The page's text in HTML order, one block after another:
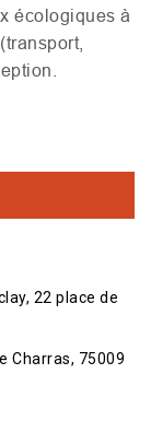
écologiques à
22 place de
Charras, 75009